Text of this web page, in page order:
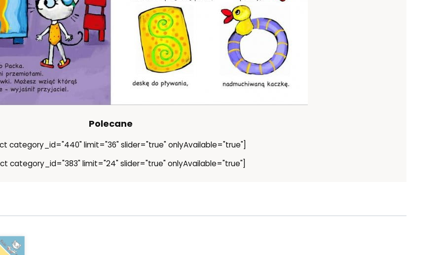
Polecane
category_id="440" limit="36" slider="true" onlyAvailable="true"]
category_id="383" limit="24" slider="true" onlyAvailable="true"]